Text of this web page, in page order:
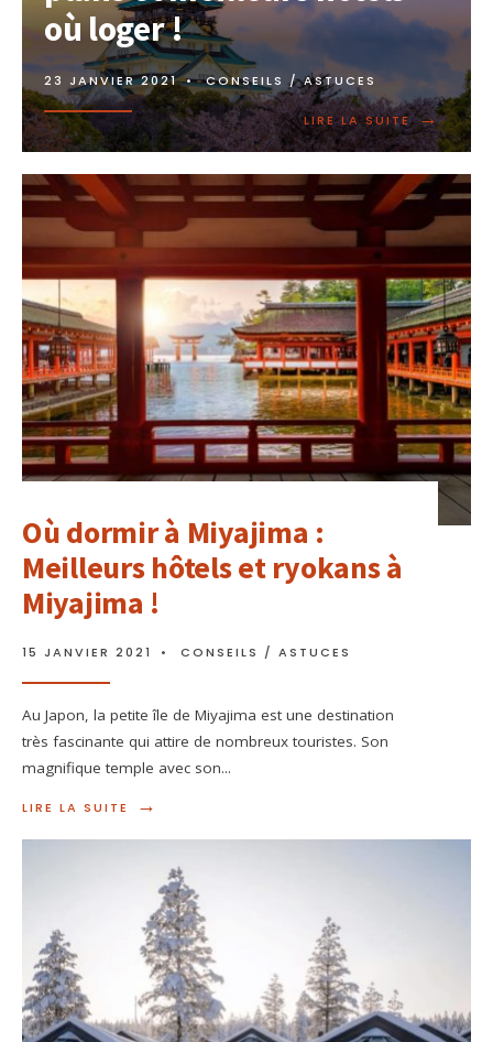
où loger !
23 JANVIER 2021 • CONSEILS / ASTUCES
LIRE LA SUITE →
Où dormir à Miyajima :
Meilleurs hôtels et ryokans à
Miyajima !
15 JANVIER 2021 • CONSEILS / ASTUCES
Au Japon, la petite île de Miyajima est une destination
très fascinante qui attire de nombreux touristes. Son
magnifique temple avec son...
LIRE LA SUITE →